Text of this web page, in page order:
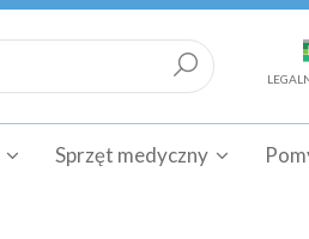
Sprzęt medyczny